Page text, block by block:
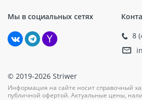
Мы в социальных сетях
8
© 2019-2026 Striwer
Информация на сайте носит справочный
публичной офертой. Актуальные цены,